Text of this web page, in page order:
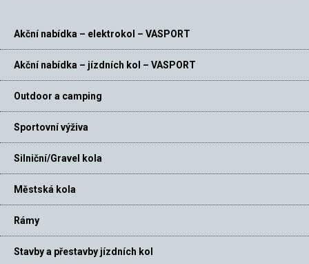
Akční nabídka – elektrokol – VASPORT
Akční nabídka – jízdních kol – VASPORT
Outdoor a camping
Sportovní výživa
Silniční/Gravel kola
Městská kola
Rámy
Stavby a přestavby jízdních kol